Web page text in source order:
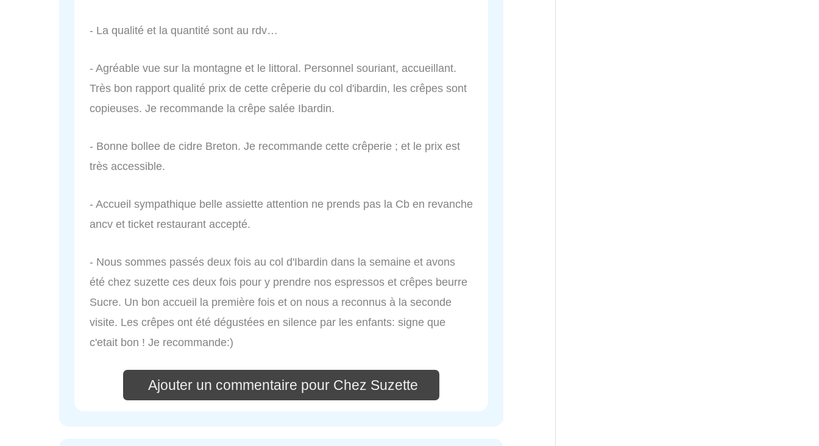
- La qualité et la quantité sont au rdv…
- Agréable vue sur la montagne et le littoral. Personnel souriant, accueillant.
Très bon rapport qualité prix de cette crêperie du col d'ibardin, les crêpes sont
copieuses. Je recommande la crêpe salée Ibardin.
- Bonne bollee de cidre Breton. Je recommande cette crêperie ; et le prix est
très accessible.
- Accueil sympathique belle assiette attention ne prends pas la Cb en revanche
ancv et ticket restaurant accepté.
- Nous sommes passés deux fois au col d'Ibardin dans la semaine et avons
été chez suzette ces deux fois pour y prendre nos espressos et crêpes beurre
Sucre. Un bon accueil la première fois et on nous a reconnus à la seconde
visite. Les crêpes ont été dégustées en silence par les enfants: signe que
c'etait bon ! Je recommande:)
Ajouter un commentaire pour Chez Suzette